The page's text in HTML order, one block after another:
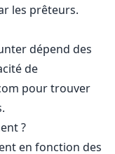
les prêteurs.
dépend des
de
pour trouver
?
en fonction des